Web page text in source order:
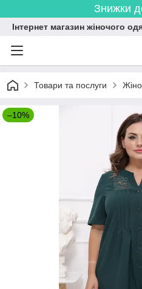
Знижки
Інтернет магазин жіночого
Товари та послуги
–10%